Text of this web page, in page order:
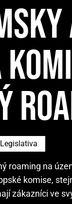
Legislativa
roaming na
komise,
zákazníci ve